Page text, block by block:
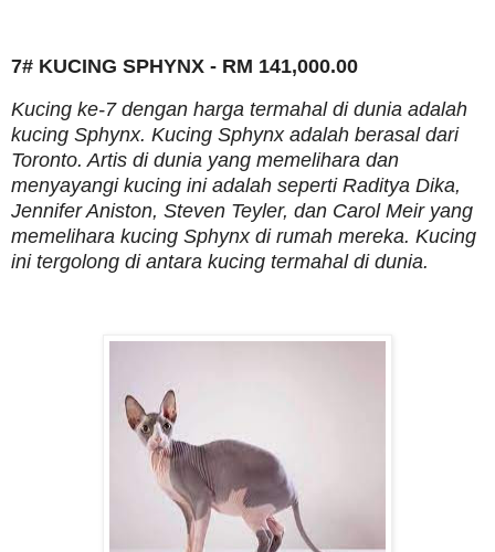
7# KUCING SPHYNX - RM 141,000.00
Kucing ke-7 dengan harga termahal di dunia adalah
kucing Sphynx. Kucing Sphynx adalah berasal dari
Toronto. Artis di dunia yang memelihara dan
menyayangi kucing ini adalah seperti Raditya Dika,
Jennifer Aniston, Steven Teyler, dan Carol Meir yang
memelihara kucing Sphynx di rumah mereka. Kucing
ini tergolong di antara kucing termahal di dunia.